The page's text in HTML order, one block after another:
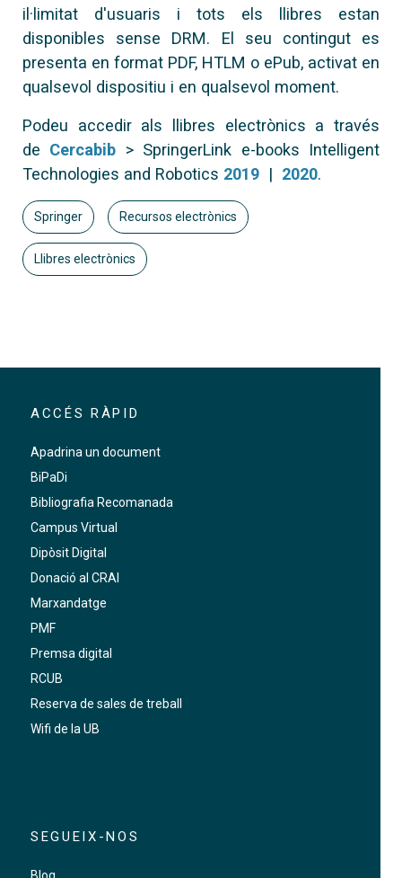
il·limitat d'usuaris i tots els llibres estan
disponibles sense DRM. El seu contingut es
presenta en format PDF, HTLM o ePub, activat en
qualsevol dispositiu i en qualsevol moment.
Podeu accedir als llibres electrònics a través
de Cercabib > SpringerLink e-books Intelligent
Technologies and Robotics 2019 | 2020.
Springer Recursos electrònics
Llibres electrònics
ACCÉS RÀPID
Apadrina un document
BiPaDi
Bibliografia Recomanada
Campus Virtual
Dipòsit Digital
Donació al CRAI
Marxandatge
PMF
Premsa digital
RCUB
Reserva de sales de treball
Wifi de la UB
SEGUEIX-NOS